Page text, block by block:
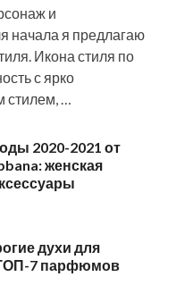
и
начала я предлагаю
Икона стиля по
с ярко
стилем, …
2020-2021 от
женская
духи для
7 парфюмов